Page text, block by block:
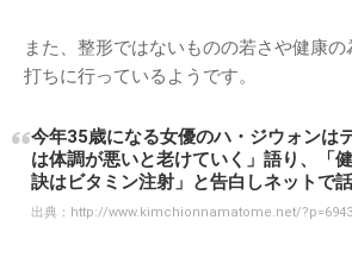
また、整形ではないものの若さや健康
打ちに行っているようです。
今年35歳になる女優のハ・ジウォンは
は体調が悪いと老けていく」語り、「
訣はビタミン注射」と告白しネットで
出典： http://www.kimchionnamatome.net/?p=6943